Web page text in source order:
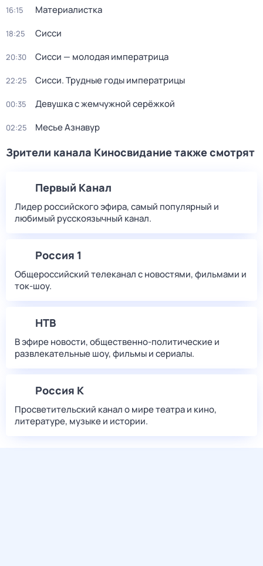
16:15 Материалистка
18:25 Сисси
20:30 Сисси — молодая императрица
22:25 Сисси. Трудные годы императрицы
00:35 Девушка с жемчужной серёжкой
02:25 Месье Азнавур
Зрители канала Киносвидание также смотрят
Первый Канал
Лидер российского эфира, самый популярный и
любимый русскоязычный канал.
Россия 1
Общероссийский телеканал с новостями, фильмами и
ток-шоу.
НТВ
В эфире новости, общественно-политические и
развлекательные шоу, фильмы и сериалы.
Россия К
Просветительский канал о мире театра и кино,
литературе, музыке и истории.